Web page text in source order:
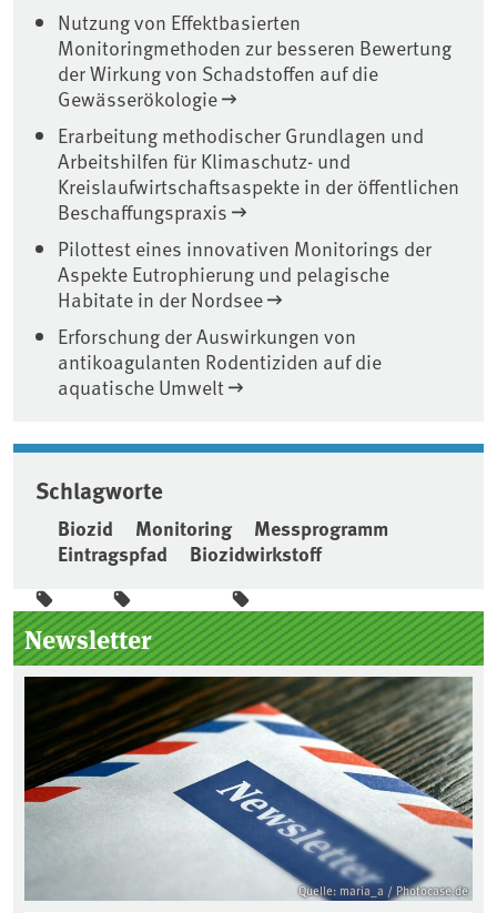
Nutzung von Effektbasierten
Monitoringmethoden zur besseren Bewertung
der Wirkung von Schadstoffen auf die
Gewässerökologie
Erarbeitung methodischer Grundlagen und
Arbeitshilfen für Klimaschutz- und
Kreislaufwirtschaftsaspekte in der öffentlichen
Beschaffungspraxis
Pilottest eines innovativen Monitorings der
Aspekte Eutrophierung und pelagische
Habitate in der Nordsee
Erforschung der Auswirkungen von
antikoagulanten Rodentiziden auf die
aquatische Umwelt
Schlagworte
Biozid Monitoring
Messprogramm
Eintragspfad
Biozidwirkstoff
Seitenleiste
Newsletter
Quelle: maria_a / Photocase.de